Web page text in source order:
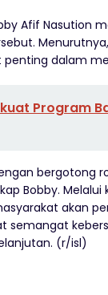
Afif Nasution
dalam
Program
bergotong
Bobby. Melalui
akan
semangat
(r/isl)